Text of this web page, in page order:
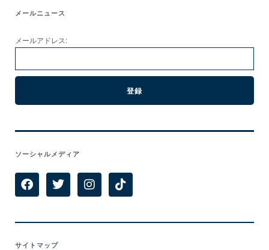
メールニュース
メールアドレス:
ソーシャルメディア
サイトマップ